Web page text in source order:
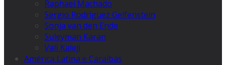
Raphael Machado
Sergio Rodríguez Gelfenstein
Sonja van den Ende
Suleyman Karan
Vali Kaleji
América Latina e Caraíbas